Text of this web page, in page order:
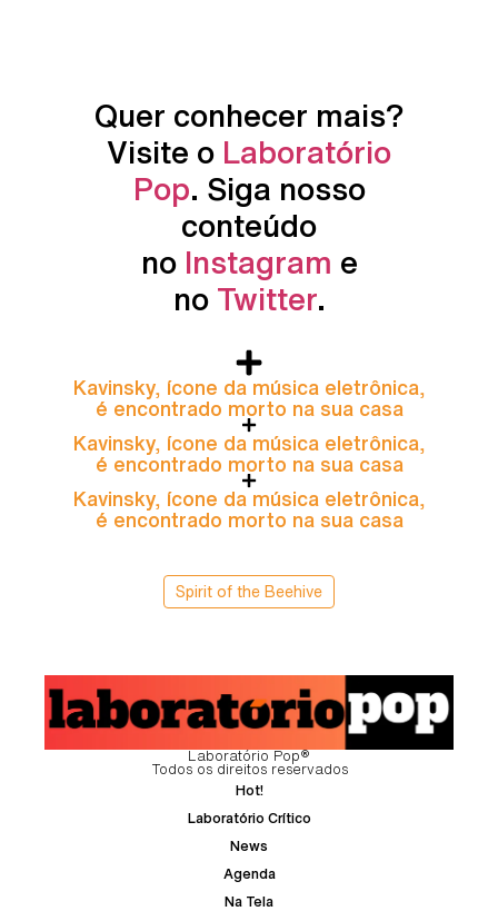
Quer conhecer mais?
Visite o Laboratório
Pop. Siga nosso
conteúdo
no Instagram e
no Twitter.
Kavinsky, ícone da música eletrônica,
é encontrado morto na sua casa
Kavinsky, ícone da música eletrônica,
é encontrado morto na sua casa
Kavinsky, ícone da música eletrônica,
é encontrado morto na sua casa
Spirit of the Beehive
Laboratório Pop®
Todos os direitos reservados
Hot!
Laboratório Crítico
News
Agenda
Na Tela